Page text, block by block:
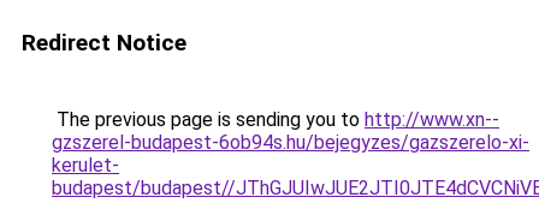
Redirect Notice
The previous page is sending you to http://www.xn--
gzszerel-budapest-6ob94s.hu/bejegyzes/gazszerelo-xi-
kerulet-
budapest/budapest//